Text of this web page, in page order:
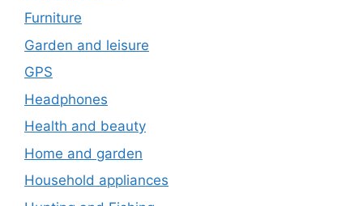
Furniture
Garden and leisure
GPS
Headphones
Health and beauty
Home and garden
Household appliances